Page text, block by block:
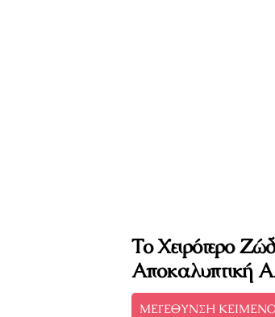
Το Χειρότερο
Αποκαλυπτική
ΜΕΓΕΘΥΝΣΗ